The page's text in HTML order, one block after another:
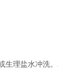
理盐水冲洗。